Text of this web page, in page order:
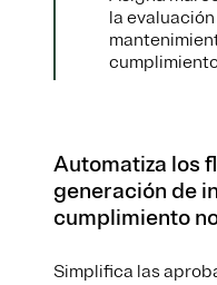
la
Automatiza los
generación de
cumplimiento
Simplifica las